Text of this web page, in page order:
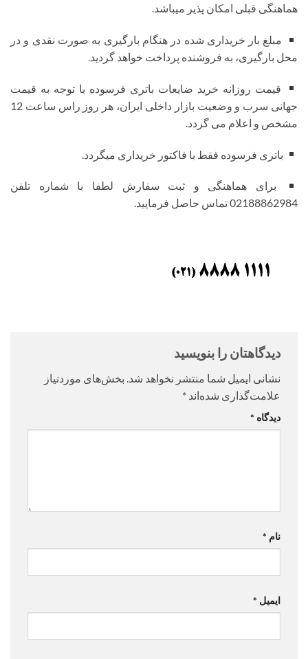
هماهنگی قبلی امکان پذیر میباشد.
مبلغ بار خریداری شده در هنگام بارگیری به صورت نقدی و در
محل بارگیری، به فروشنده پرداخت خواهد گردید.
قیمت روزانه خرید ضایعات باتری فرسوده با توجه به قیمت
جهانی سرب و وضعیت بازار داخلی ایران، هر روز راس ساعت 12
مشخص و اعلام می گردد.
باتری فرسوده فقط با فاکتور خریداری میگردد.
برای هماهنگی و ثبت سفارش لطفا با شماره تلفن
02188862984 تماس حاصل فرمایید.
دیدگاهتان را بنویسید
نشانی ایمیل شما منتشر نخواهد شد. بخش‌های موردنیاز
علامت‌گذاری شده‌اند *
دیدگاه *
نام *
ایمیل *